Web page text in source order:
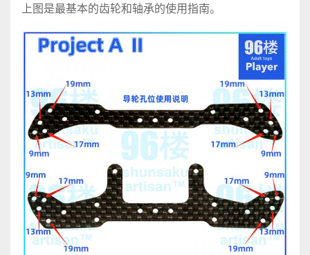
上图是最基本的齿轮和轴承的使用指南。